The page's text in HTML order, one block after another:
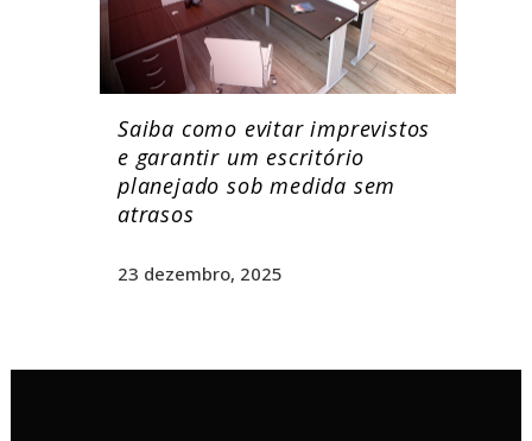
Saiba como evitar imprevistos
e garantir um escritório
planejado sob medida sem
atrasos
23 dezembro, 2025